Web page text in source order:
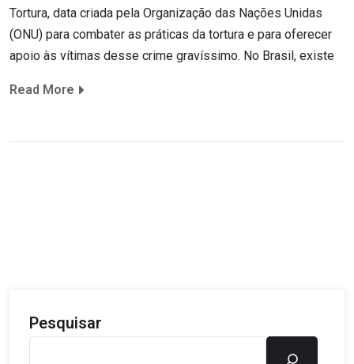
Tortura, data criada pela Organização das Nações Unidas
(ONU) para combater as práticas da tortura e para oferecer
apoio às vítimas desse crime gravíssimo. No Brasil, existe
Read More
Pesquisar